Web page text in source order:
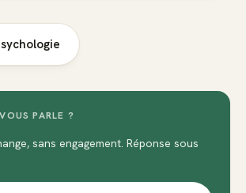
PARLE ?
sans engagement. Réponse sous